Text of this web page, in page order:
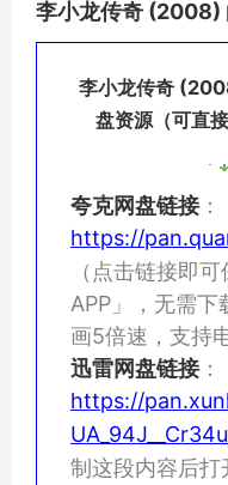
李小龙传奇 (2008)
李小龙传奇
盘资源（可直
夸克网盘链接：
https://
（点击链接即
APP」，无需
画5倍速，支持
迅雷网盘链接：
https://
制这段内容后